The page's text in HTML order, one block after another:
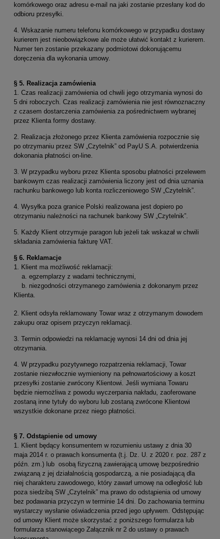
komórkowego oraz adresu e-mail na jaki zostanie przesłany kod do
odbioru przesyłki.
4. Wskazanie numeru telefonu komórkowego w przypadku dostawy
kurierem jest nieobowiązkowe ale może ułatwić kontakt z kurierem.
Numer ten zostanie przekazany podmiotowi dokonującemu
doręczenia dla wykonania umowy.
§ 5. Realizacja zamówienia
1. Czas realizacji zamówienia od chwili jego otrzymania wynosi do
5 dni roboczych. Czas realizacji zamówienia nie jest równoznaczny
z czasem dostarczenia zamówienia za pośrednictwem wybranej
przez Klienta formy dostawy.
2. Realizacja złożonego przez Klienta zamówienia rozpocznie się
po otrzymaniu przez SW „Czytelnik” od PayU S.A. potwierdzenia
dokonania płatności on-line.
3. W przypadku wyboru przez Klienta sposobu płatności przelewem
bankowym czas realizacji zamówienia liczony jest od dnia uznania
rachunku bankowego lub konta rozliczeniowego SW „Czytelnik”.
4. Wysyłka poza granice Polski realizowana jest dopiero po
otrzymaniu należności na rachunek bankowy SW „Czytelnik”.
5. Każdy Klient otrzymuje paragon lub jeżeli tak wskazał w chwili
składania zamówienia fakturę VAT.
§ 6. Reklamacje
1. Klient ma możliwość reklamacji:
a. egzemplarzy z wadami technicznymi,
b. niezgodności otrzymanego zamówienia z dokonanym przez
Klienta.
2. Klient odsyła reklamowany Towar wraz z otrzymanym dowodem
zakupu oraz opisem przyczyn reklamacji.
3. Termin odpowiedzi na reklamację wynosi 14 dni od dnia jej
otrzymania.
4. W przypadku pozytywnego rozpatrzenia reklamacji, Towar
zostanie niezwłocznie wymieniony na pełnowartościowy a koszt
przesyłki zostanie zwrócony Klientowi. Jeśli wymiana Towaru
będzie niemożliwa z powodu wyczerpania nakładu, zaoferowane
zostaną inne tytuły do wyboru lub zostaną zwrócone Klientowi
wszystkie dokonane przez niego płatności.
§ 7. Odstąpienie od umowy
1. Klient będący konsumentem w rozumieniu ustawy z dnia 30
maja 2014 r. o prawach konsumenta (t.j. Dz. U. z 2020 r. poz. 287 z
późn. zm.) lub osobą fizyczną zawierającą umowę bezpośrednio
związaną z jej działalnością gospodarczą, a nie posiadającą dla
niej charakteru zawodowego, który zawarł umowę na odległość lub
poza siedzibą SW „Czytelnik” ma prawo do odstąpienia od umowy
bez podawania przyczyn w terminie 14 dni. Do zachowania terminu
wystarczy wysłanie oświadczenia przed jego upływem. Odstępując
od umowy Klient może skorzystać z poniższego formularza lub
formularza stanowiącego Załącznik nr 2 do ustawy o prawach